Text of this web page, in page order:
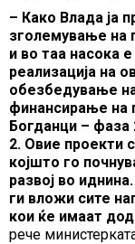
– Како Влада ја
зголемување на
и во таа насока
реализација на
обезбедување
финансирање на
Богданци – фаза
2. Овие проекти
којшто го
развој во
ги вложи сите
кои ќе имаат
рече